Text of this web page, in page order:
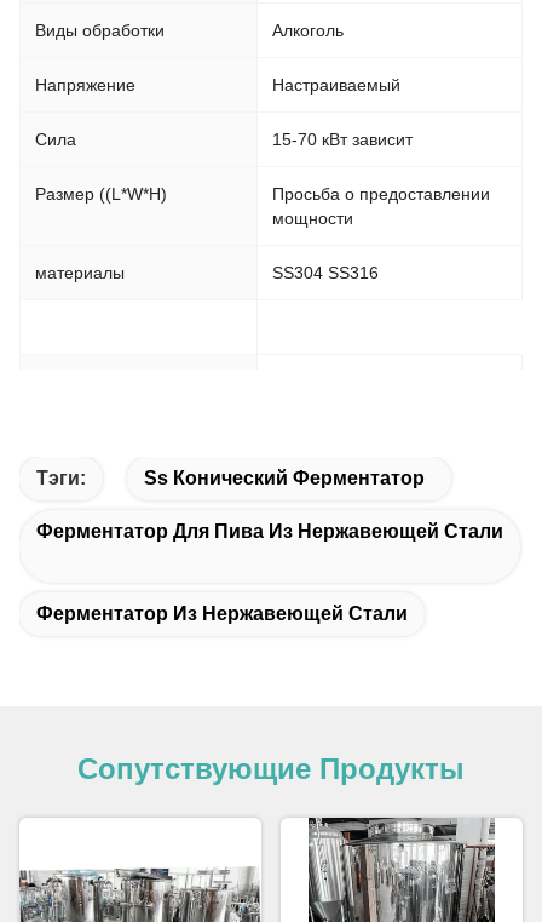
Виды обработки Алкоголь
Напряжение Настраиваемый
Сила 15-70 кВт зависит
Размер ((L*W*H)
Просьба о предоставлении
мощности
материалы SS304 SS316
Функция жидкая ферментация
Упаковка и доставка
Тип упаковки:
Деревянные или палетные или
картонные
Тэги: Ss Конический Ферментатор
Ферментатор Для Пива Из Нержавеющей Стали
Ферментатор Из Нержавеющей Стали
Сопутствующие Продукты